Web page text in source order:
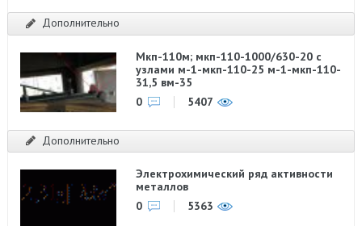
Дополнительно
Мкп-110м; мкп-110-1000/630-20 с
узлами м-1-мкп-110-25 м-1-мкп-110-
31,5 вм-35
0
5407
Дополнительно
Электрохимический ряд активности
металлов
0
5363